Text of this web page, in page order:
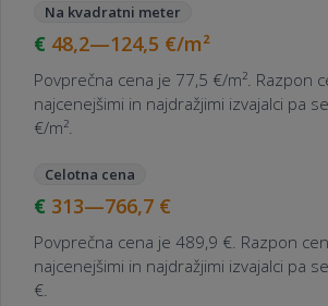
Na kvadratni meter
48,2—124,5 €/m²
Povprečna cena je 77,5 €/m². Razpon
najcenejšimi in najdražjimi izvajalci pa
€/m².
Celotna cena
313—766,7 €
Povprečna cena je 489,9 €. Razpon
najcenejšimi in najdražjimi izvajalci pa
€.